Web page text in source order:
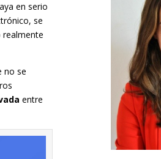
en serio
se
realmente
no se
entre